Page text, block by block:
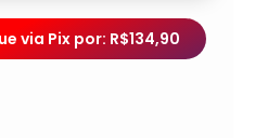
via Pix por: R$134,90